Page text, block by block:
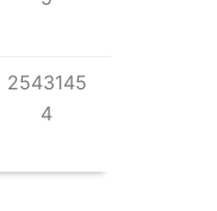
2543145
4